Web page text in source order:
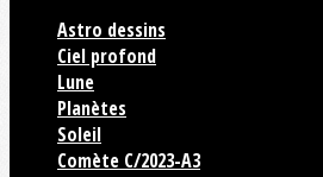
Astro dessins
Ciel profond
Lune
Planètes
Soleil
Comète C/2023-A3